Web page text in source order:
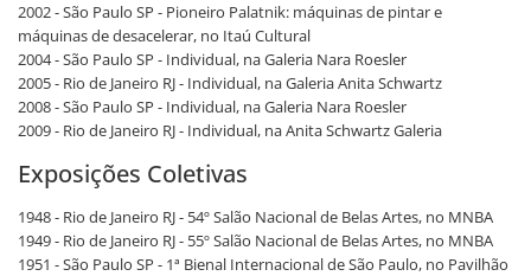
2002 - São Paulo SP - Pioneiro Palatnik: máquinas de pintar e
máquinas de desacelerar, no Itaú Cultural
2004 - São Paulo SP - Individual, na Galeria Nara Roesler
2005 - Rio de Janeiro RJ - Individual, na Galeria Anita Schwartz
2008 - São Paulo SP - Individual, na Galeria Nara Roesler
2009 - Rio de Janeiro RJ - Individual, na Anita Schwartz Galeria
Exposições Coletivas
1948 - Rio de Janeiro RJ - 54º Salão Nacional de Belas Artes, no MNBA
1949 - Rio de Janeiro RJ - 55º Salão Nacional de Belas Artes, no MNBA
1951 - São Paulo SP - 1ª Bienal Internacional de São Paulo, no Pavilhão